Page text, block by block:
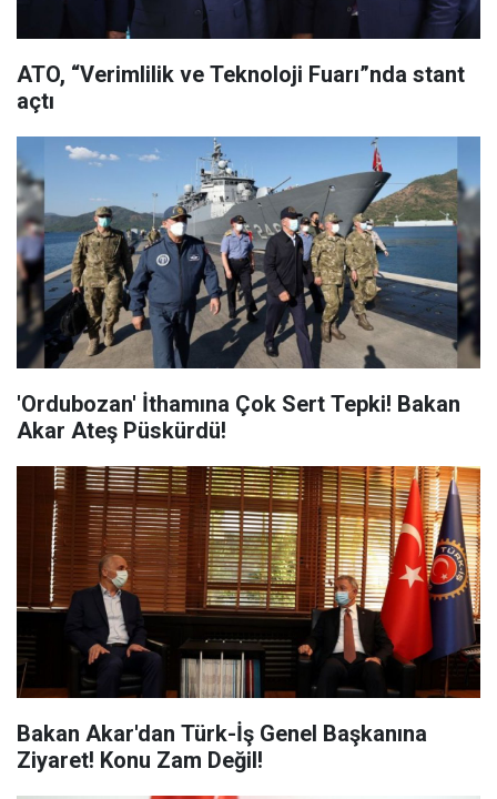
ATO, “Verimlilik ve Teknoloji Fuarı”nda stant
açtı
'Ordubozan' İthamına Çok Sert Tepki! Bakan
Akar Ateş Püskürdü!
Bakan Akar'dan Türk-İş Genel Başkanına
Ziyaret! Konu Zam Değil!